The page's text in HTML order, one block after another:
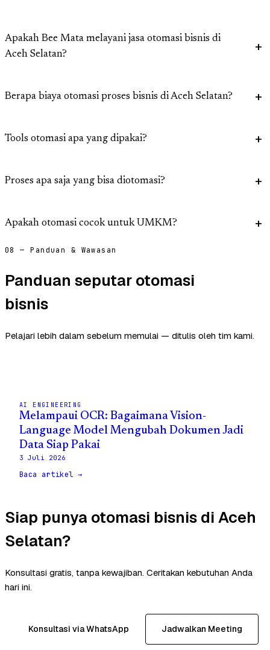
Apakah Bee Mata melayani jasa otomasi bisnis di
Aceh Selatan?
Berapa biaya otomasi proses bisnis di Aceh Selatan?
Tools otomasi apa yang dipakai?
Proses apa saja yang bisa diotomasi?
Apakah otomasi cocok untuk UMKM?
08 — Panduan & Wawasan
Panduan seputar otomasi
bisnis
Pelajari lebih dalam sebelum memulai — ditulis oleh tim kami.
AI ENGINEERING
Melampaui OCR: Bagaimana Vision-
Language Model Mengubah Dokumen Jadi
Data Siap Pakai
3 Juli 2026
Baca artikel →
Siap punya otomasi bisnis di Aceh
Selatan?
Konsultasi gratis, tanpa kewajiban. Ceritakan kebutuhan Anda
hari ini.
Konsultasi via WhatsApp Jadwalkan Meeting